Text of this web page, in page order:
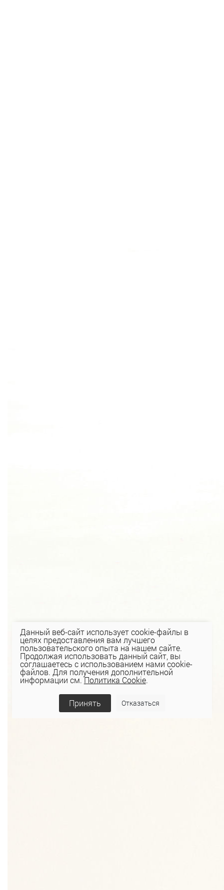
Данный веб-сайт использует cookie-файлы в
целях предоставления вам лучшего
пользовательского опыта на нашем сайте.
Продолжая использовать данный сайт, вы
соглашаетесь с использованием нами cookie-
файлов. Для получения дополнительной
информации см.Политика Cookie.
Принять Отказаться